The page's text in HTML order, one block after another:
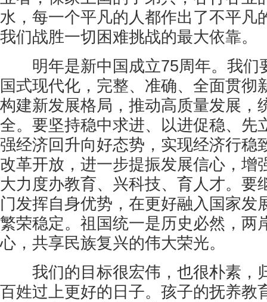
水，每一个平凡的人都作出了不平凡
我们战胜一切困难挑战的最大依靠。
明年是新中国成立75周年。我们
国式现代化，完整、准确、全面贯彻
构建新发展格局，推动高质量发展，
全。要坚持稳中求进、以进促稳、先
强经济回升向好态势，实现经济行稳
改革开放，进一步提振发展信心，增
大力度办教育、兴科技、育人才。要
门发挥自身优势，在更好融入国家发
繁荣稳定。祖国统一是历史必然，两
心，共享民族复兴的伟大荣光。
我们的目标很宏伟，也很朴素，
百姓过上更好的日子。孩子的抚养教